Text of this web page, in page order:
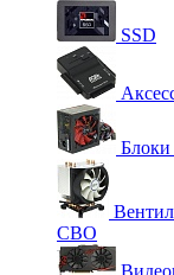
SSD
Блоки
СВО